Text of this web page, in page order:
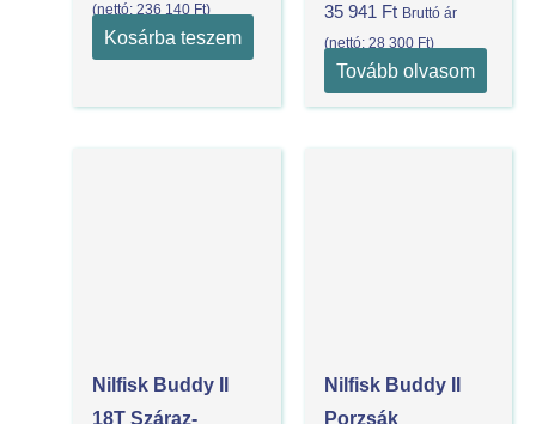
(nettó:236 140 Ft)
Kosárba teszem
35 941 Ft Bruttó ár
(nettó: 28 300 Ft)
Tovább olvasom
Nilfisk Buddy II
18T Száraz-
Nilfisk Buddy II
Porzsák